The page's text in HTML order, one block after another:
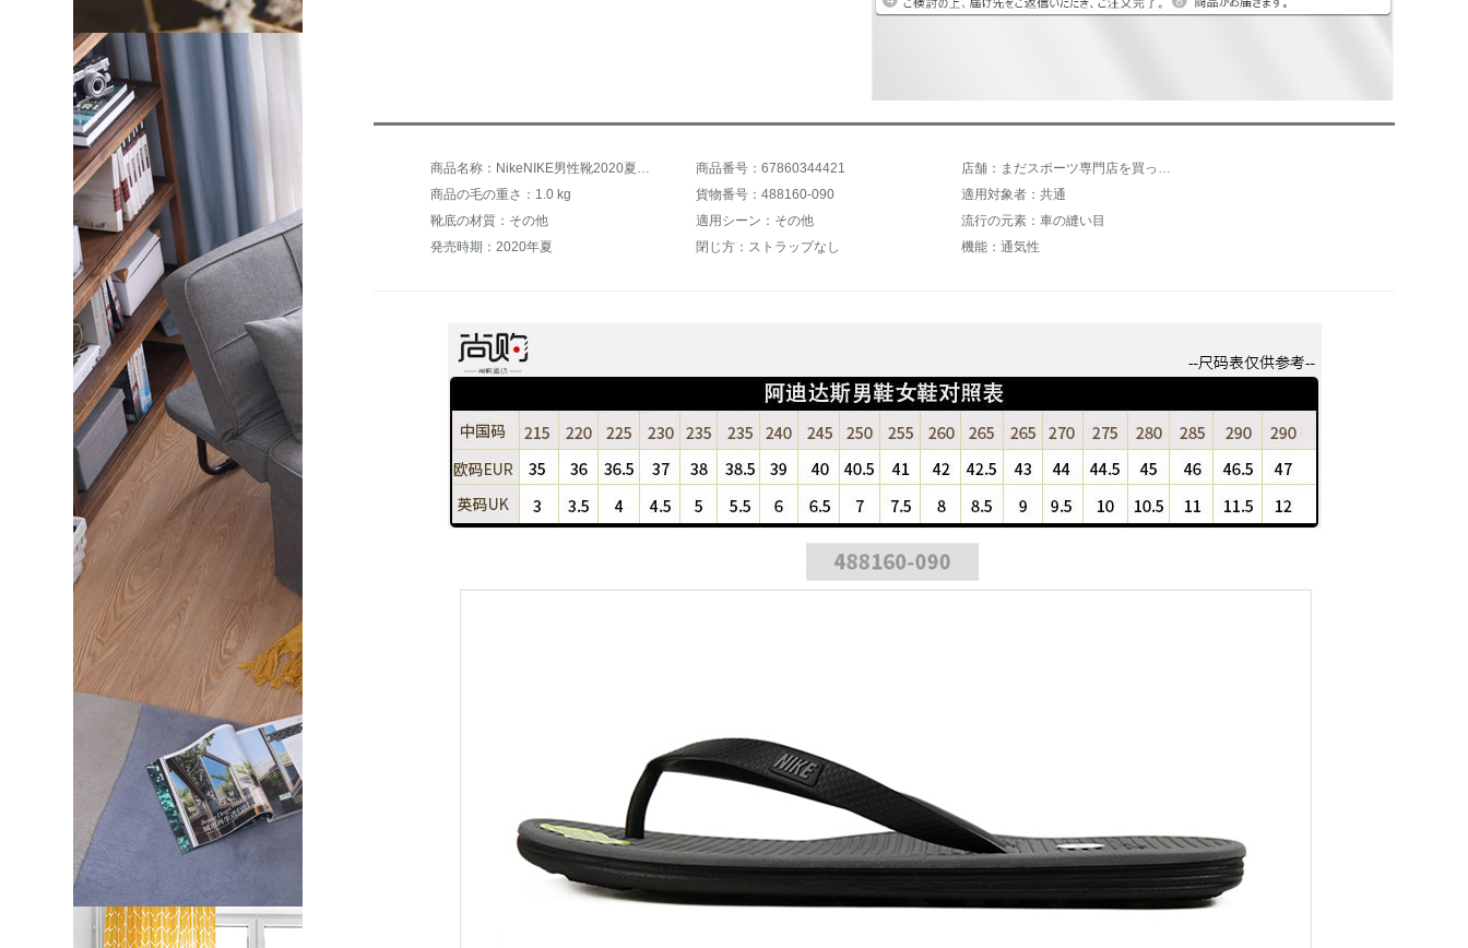
商品名称：NikeNIKE男性靴2020夏新型スニーカービーチ快適カジュアル平底人字サンダル488160-090 488160-014/2800 mm 商品番号：67860344421
店舗：まだスポーツ専門店を買っています。
商品の毛の重さ：1.0 kg
貨物番号：488160-090
適用対象者：共通
靴底の材質：その他
適用シーン：その他
流行の元素：車の縫い目
発売時期：2020年夏
閉じ方：ストラップなし 機能：通気性